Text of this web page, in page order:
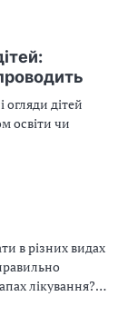
дітей
освіти чи
в різних видах
лікування?